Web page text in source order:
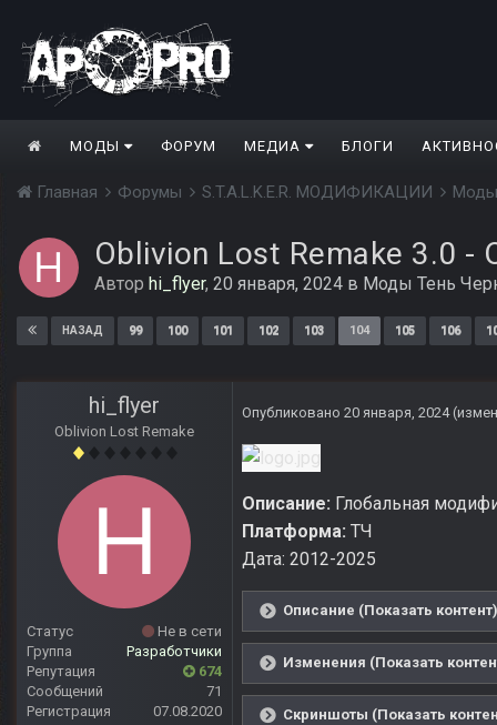
МОДЫ ФОРУМ МЕДИА БЛОГИ
Главная Форумы S.T.A.L.K.E.R. МОДИФИКАЦИИ
Oblivion Lost Remake 3.0 -
Автор hi_flyer, 20 января, 2024 в Моды Тень
НАЗАД 99 100 101 102 103 104 105 106
hi_flyer
Oblivion Lost Remake
Статус
Не в сети
Группа
Разработчики
Репутация
674
Сообщений
71
Регистрация
07.08.2020
Опубликовано 20 января, 2024
Описание: Глобальная
Платформа: ТЧ
Дата: 2012-2025
Описание (Показать контент)
Изменения (Показать
Скриншоты (Показать